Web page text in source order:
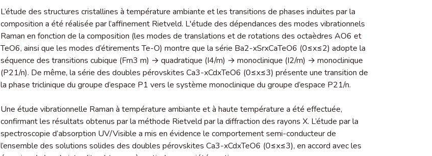
L’étude des structures cristallines à température ambiante et les transitions de phases induites par la
composition a été réalisée par l’affinement Rietveld. L'étude des dépendances des modes vibrationnels
Raman en fonction de la composition (les modes de translations et de rotations des octaèdres AO6 et
TeO6, ainsi que les modes d’étirements Te-O) montre que la série Ba2-xSrxCaTeO6 (0≤x≤2) adopte la
séquence des transitions cubique (Fm3 m) → quadratique (I4/m) → monoclinique (I2/m) → monoclinique
(P21/n). De même, la série des doubles pérovskites Ca3-xCdxTeO6 (0≤x≤3) présente une transition de
la phase triclinique du groupe d’espace P1 vers le système monoclinique du groupe d’espace P21/n.
Une étude vibrationnelle Raman à température ambiante et à haute température a été effectuée,
confirmant les résultats obtenus par la méthode Rietveld par la diffraction des rayons X. L’étude par la
spectroscopie d’absorption UV/Visible a mis en évidence le comportement semi-conducteur de
l’ensemble des solutions solides des doubles pérovskites Ca3-xCdxTeO6 (0≤x≤3), en accord avec les